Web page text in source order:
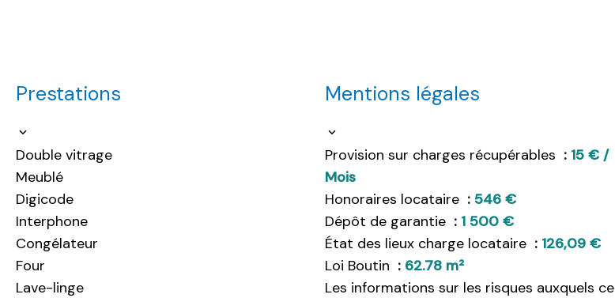
Prestations
Double vitrage
Meublé
Digicode
Interphone
Congélateur
Four
Lave-linge
Mentions légales
Provision sur charges récupérables
15 € /
Mois
Honoraires locataire
546 €
Dépôt de garantie
1 500 €
État des lieux charge locataire
126,09 €
Loi Boutin
62.78 m²
Les informations sur les risques auxquels ce